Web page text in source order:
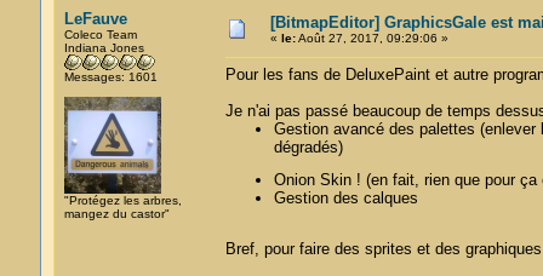
LeFauve
Coleco Team
Indiana Jones
Messages: 1601
"Protégez les arbres,
mangez du castor"
[BitmapEditor] GraphicsGale est
« le:Août 27, 2017, 09:29:06 »
Pour les fans de DeluxePaint et autre
Je n'ai pas passé beaucoup de temps
Gestion avancé des palettes
dégradés)
Onion Skin ! (en fait, rien que pour
Gestion des calques
Bref, pour faire des sprites et des